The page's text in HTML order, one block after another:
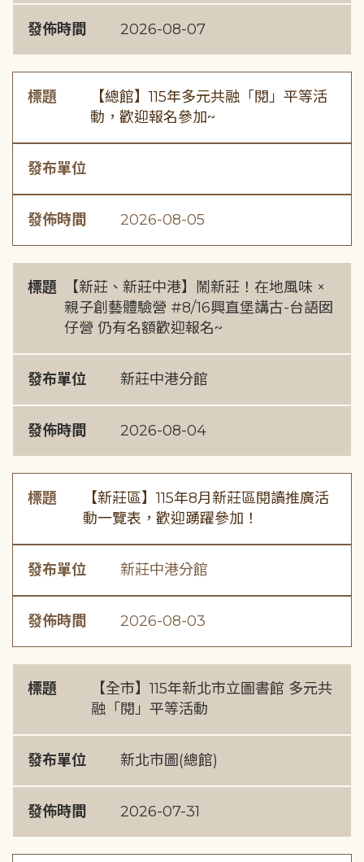
發佈時間 2026-08-07
標題
【總館】115年多元共融「閱」平等活
動，歡迎報名參加~
發布單位
發佈時間 2026-08-05
標題
【新莊、新莊中港】鬧新莊！在地風味 ×
親子創藝體驗營 #8/16興直堡講古-台語囡
仔營 仍有名額歡迎報名~
發布單位 新莊中港分館
發佈時間 2026-08-04
標題
【新莊區】115年8月新莊區閱讀推廣活
動一覽表，歡迎踴躍參加！
發布單位 新莊中港分館
發佈時間 2026-08-03
標題
【全市】115年新北市立圖書館 多元共
融「閱」平等活動
發布單位 新北市圖(總館)
發佈時間 2026-07-31